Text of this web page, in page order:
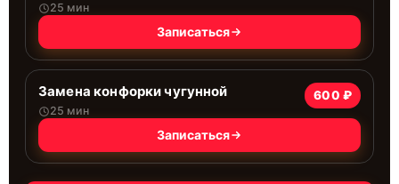
25 мин
Записаться
Замена конфорки чугунной
25 мин
600 ₽
Записаться